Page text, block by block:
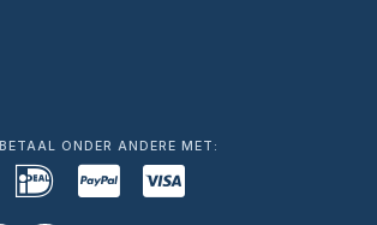
BETAAL ONDER ANDERE MET: